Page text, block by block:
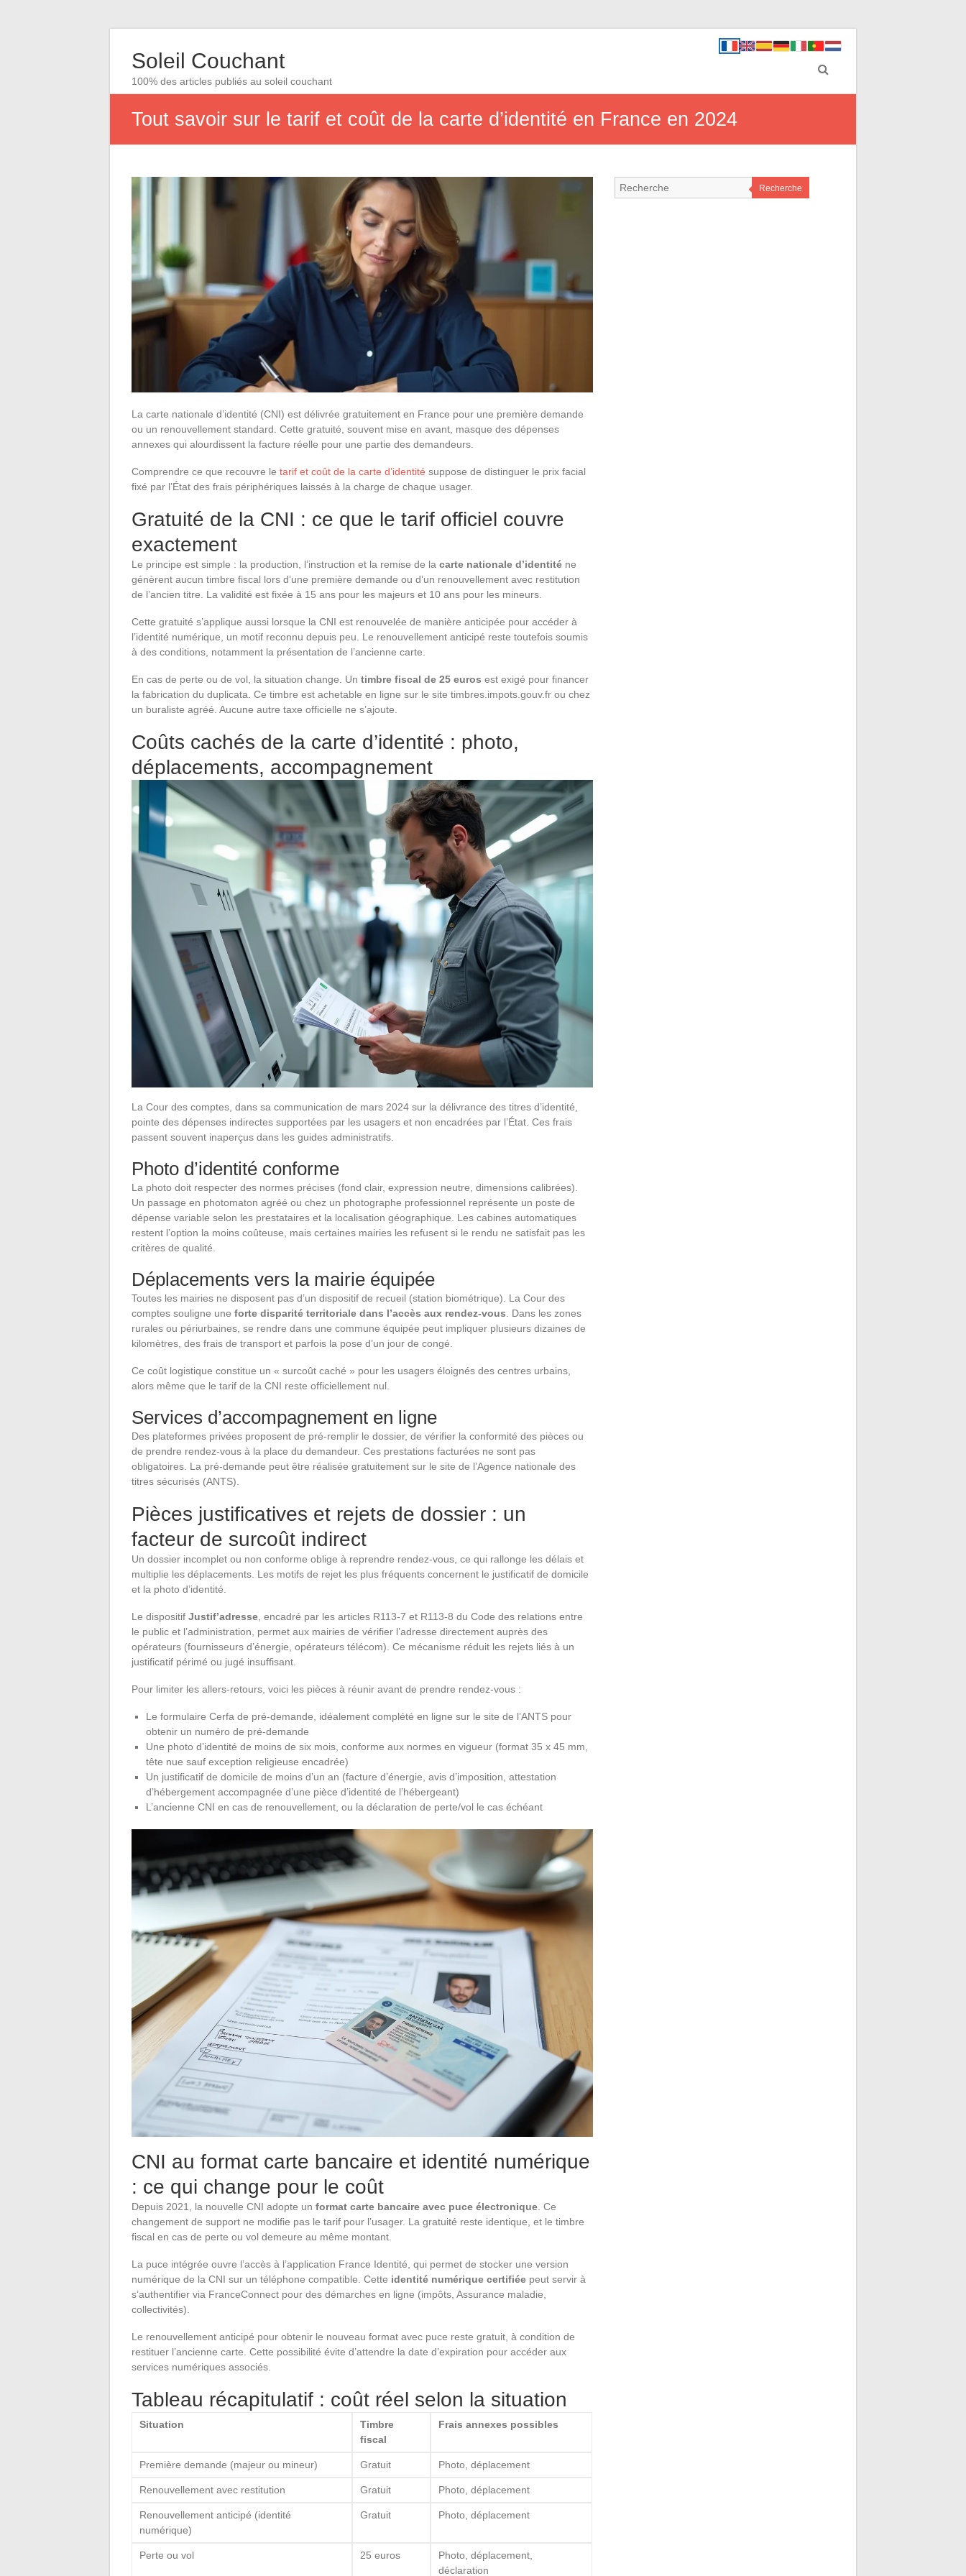
Soleil Couchant
100% des articles publiés au soleil couchant
Tout savoir sur le tarif et coût de la carte d’identité en France en 2024
La carte nationale d’identité (CNI) est délivrée gratuitement en France pour une première demande
ou un renouvellement standard. Cette gratuité, souvent mise en avant, masque des dépenses
annexes qui alourdissent la facture réelle pour une partie des demandeurs.
Comprendre ce que recouvre le tarif et coût de la carte d’identité suppose de distinguer le prix facial
fixé par l’État des frais périphériques laissés à la charge de chaque usager.
Gratuité de la CNI : ce que le tarif officiel couvre
exactement
Le principe est simple : la production, l’instruction et la remise de la carte nationale d’identité ne
génèrent aucun timbre fiscal lors d’une première demande ou d’un renouvellement avec restitution
de l’ancien titre. La validité est fixée à 15 ans pour les majeurs et 10 ans pour les mineurs.
Cette gratuité s’applique aussi lorsque la CNI est renouvelée de manière anticipée pour accéder à
l’identité numérique, un motif reconnu depuis peu. Le renouvellement anticipé reste toutefois soumis
à des conditions, notamment la présentation de l’ancienne carte.
En cas de perte ou de vol, la situation change. Un timbre fiscal de 25 euros est exigé pour financer
la fabrication du duplicata. Ce timbre est achetable en ligne sur le site timbres.impots.gouv.fr ou chez
un buraliste agréé. Aucune autre taxe officielle ne s’ajoute.
Coûts cachés de la carte d’identité : photo,
déplacements, accompagnement
La Cour des comptes, dans sa communication de mars 2024 sur la délivrance des titres d’identité,
pointe des dépenses indirectes supportées par les usagers et non encadrées par l’État. Ces frais
passent souvent inaperçus dans les guides administratifs.
Photo d’identité conforme
La photo doit respecter des normes précises (fond clair, expression neutre, dimensions calibrées).
Un passage en photomaton agréé ou chez un photographe professionnel représente un poste de
dépense variable selon les prestataires et la localisation géographique. Les cabines automatiques
restent l’option la moins coûteuse, mais certaines mairies les refusent si le rendu ne satisfait pas les
critères de qualité.
Déplacements vers la mairie équipée
Toutes les mairies ne disposent pas d’un dispositif de recueil (station biométrique). La Cour des
comptes souligne une forte disparité territoriale dans l’accès aux rendez-vous . Dans les zones
rurales ou périurbaines, se rendre dans une commune équipée peut impliquer plusieurs dizaines de
kilomètres, des frais de transport et parfois la pose d’un jour de congé.
Ce coût logistique constitue un « surcoût caché » pour les usagers éloignés des centres urbains,
alors même que le tarif de la CNI reste officiellement nul.
Services d’accompagnement en ligne
Des plateformes privées proposent de pré-remplir le dossier, de vérifier la conformité des pièces ou
de prendre rendez-vous à la place du demandeur. Ces prestations facturées ne sont pas
obligatoires. La pré-demande peut être réalisée gratuitement sur le site de l’Agence nationale des
titres sécurisés (ANTS).
Pièces justificatives et rejets de dossier : un
facteur de surcoût indirect
Un dossier incomplet ou non conforme oblige à reprendre rendez-vous, ce qui rallonge les délais et
multiplie les déplacements. Les motifs de rejet les plus fréquents concernent le justificatif de domicile
et la photo d’identité.
Le dispositif Justif’adresse , encadré par les articles R113-7 et R113-8 du Code des relations entre
le public et l’administration, permet aux mairies de vérifier l’adresse directement auprès des
opérateurs (fournisseurs d’énergie, opérateurs télécom). Ce mécanisme réduit les rejets liés à un
justificatif périmé ou jugé insuffisant.
Pour limiter les allers-retours, voici les pièces à réunir avant de prendre rendez-vous :
Le formulaire Cerfa de pré-demande, idéalement complété en ligne sur le site de l’ANTS pour
obtenir un numéro de pré-demande
Une photo d’identité de moins de six mois, conforme aux normes en vigueur (format 35 x 45 mm,
tête nue sauf exception religieuse encadrée)
Un justificatif de domicile de moins d’un an (facture d’énergie, avis d’imposition, attestation
d’hébergement accompagnée d’une pièce d’identité de l’hébergeant)
L’ancienne CNI en cas de renouvellement, ou la déclaration de perte/vol le cas échéant
CNI au format carte bancaire et identité numérique
: ce qui change pour le coût
Depuis 2021, la nouvelle CNI adopte un format carte bancaire avec puce électronique . Ce
changement de support ne modifie pas le tarif pour l’usager. La gratuité reste identique, et le timbre
fiscal en cas de perte ou vol demeure au même montant.
La puce intégrée ouvre l’accès à l’application France Identité, qui permet de stocker une version
numérique de la CNI sur un téléphone compatible. Cette identité numérique certifiée peut servir à
s’authentifier via FranceConnect pour des démarches en ligne (impôts, Assurance maladie,
collectivités).
Le renouvellement anticipé pour obtenir le nouveau format avec puce reste gratuit, à condition de
restituer l’ancienne carte. Cette possibilité évite d’attendre la date d’expiration pour accéder aux
services numériques associés.
Tableau récapitulatif : coût réel selon la situation
Situation
Timbre
fiscal
Frais annexes possibles
Première demande (majeur ou mineur) Gratuit Photo, déplacement
Renouvellement avec restitution Gratuit Photo, déplacement
Renouvellement anticipé (identité
numérique)
Gratuit Photo, déplacement
Perte ou vol 25 euros
Photo, déplacement,
déclaration
Recherche